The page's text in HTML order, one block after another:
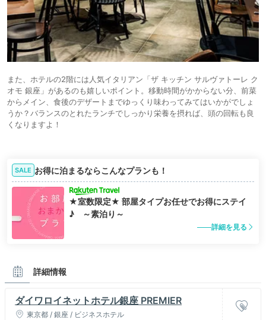
また、ホテルの2階には人気イタリアン「ザ キッチン サルヴァトーレ ク
オモ 銀座」があるのも嬉しいポイント。移動時間がかからない分、前菜
からメイン、食後のデザートまでゆっくり味わってみてはいかがでしょ
うか？バランスのとれたランチでしっかり栄養を摂れば、頭の回転も良
くなりますよ！
SALE お得に泊まるならこんなプランも！
★室数限定★ 部屋タイプお任せでお得にステイ
♪ ～素泊り～
詳細を見る
詳細情報
ダイワロイネットホテル銀座 PREMIER
東京都 / 銀座 / ビジネスホテル